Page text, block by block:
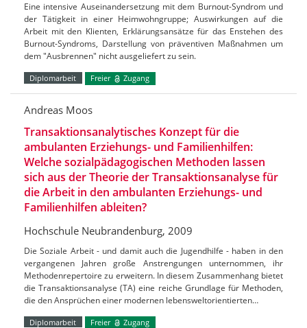
Eine intensive Auseinandersetzung mit dem Burnout-Syndrom und
der Tätigkeit in einer Heimwohngruppe; Auswirkungen auf die
Arbeit mit den Klienten, Erklärungsansätze für das Enstehen des
Burnout-Syndroms, Darstellung von präventiven Maßnahmen um
dem "Ausbrennen" nicht ausgeliefert zu sein.
Diplomarbeit Freier Zugang
Andreas Moos
Transaktionsanalytisches Konzept für die
ambulanten Erziehungs- und Familienhilfen:
Welche sozialpädagogischen Methoden lassen
sich aus der Theorie der Transaktionsanalyse für
die Arbeit in den ambulanten Erziehungs- und
Familienhilfen ableiten?
Hochschule Neubrandenburg, 2009
Die Soziale Arbeit - und damit auch die Jugendhilfe - haben in den
vergangenen Jahren große Anstrengungen unternommen, ihr
Methodenrepertoire zu erweitern. In diesem Zusammenhang bietet
die Transaktionsanalyse (TA) eine reiche Grundlage für Methoden,
die den Ansprüchen einer modernen lebensweltorientierten…
Diplomarbeit Freier Zugang